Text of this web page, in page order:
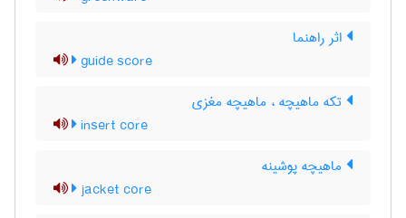
اثر راهنما
guide score
تکه ماهیچه ، ماهیچه مغزی
insert core
ماهیچه پوشینه
jacket core